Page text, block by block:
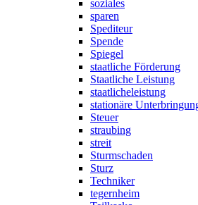
soziales
sparen
Spediteur
Spende
Spiegel
staatliche Förderung
Staatliche Leistung
staatlicheleistung
stationäre
Steuer
straubing
streit
Sturmschaden
Sturz
Techniker
tegernheim